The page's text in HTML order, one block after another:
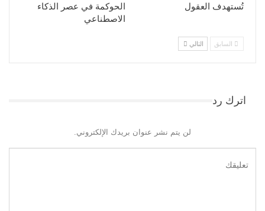
الحوكمة في عصر الذكاء
الاصطناعي
تُستهدف العقول
السابق التالي
اترك رد
لن يتم نشر عنوان بريدك الإلكتروني.